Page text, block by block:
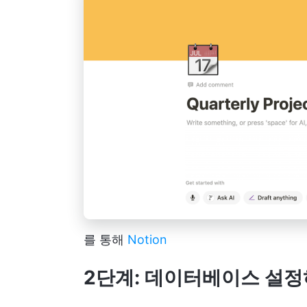
를 통해 Notion
2단계: 데이터베이스 설